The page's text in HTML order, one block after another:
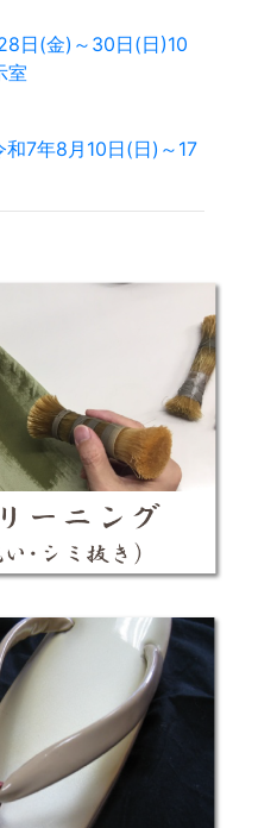
日(金)～30日(日)10
室
和7年8月10日(日)～17